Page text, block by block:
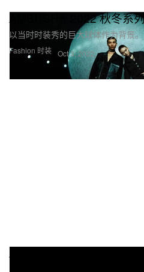
Fashion 时装
AMBUSH® 2022 秋冬系
以当时时装秀的巨大球体作为背景。
Oct 3, 2022
AMBUSH x Nike Air